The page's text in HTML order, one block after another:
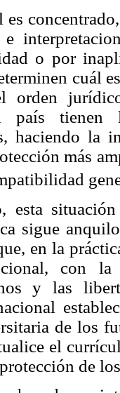
es
o por
cuál
orden
país
haciendo la
más
esta
sigue
en la
con
y las
de los
el
de